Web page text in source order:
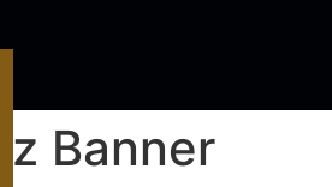
Banner